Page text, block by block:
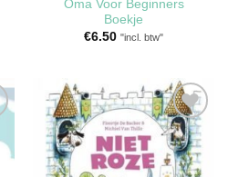
Oma Voor Beginners
Boekje
€6.50 "incl. btw"
Toevoegen
aan
verlanglijst